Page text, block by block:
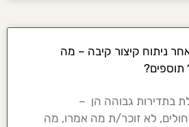
ניתוח קיצור קיבה – מה
תוספים?
בתדירות גבוהה הן –
לא זוכר/ת מה אמרו, מה